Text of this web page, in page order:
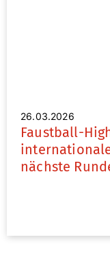
26.03.2026
Faustball-
nächste